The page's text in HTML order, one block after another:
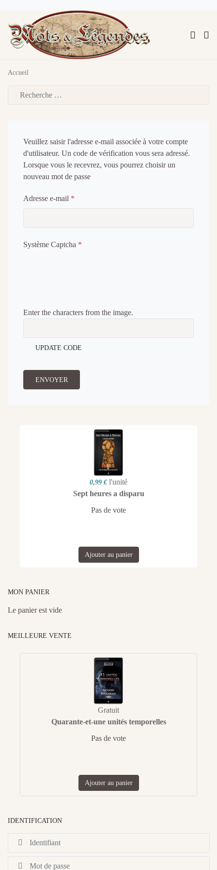
Accueil
Veuillez saisir l'adresse e-mail associée à votre compte
d'utilisateur. Un code de vérification vous sera adressé.
Lorsque vous le recevrez, vous pourrez choisir un
nouveau mot de passe
Adresse e-mail *
Système Captcha *
Enter the characters from the image.
UPDATE CODE
ENVOYER
0,99 € l'unité
Sept heures a disparu
Pas de vote
Ajouter au panier
MON PANIER
Le panier est vide
MEILLEURE VENTE
Gratuit
Quarante-et-une unités temporelles
Pas de vote
Ajouter au panier
IDENTIFICATION